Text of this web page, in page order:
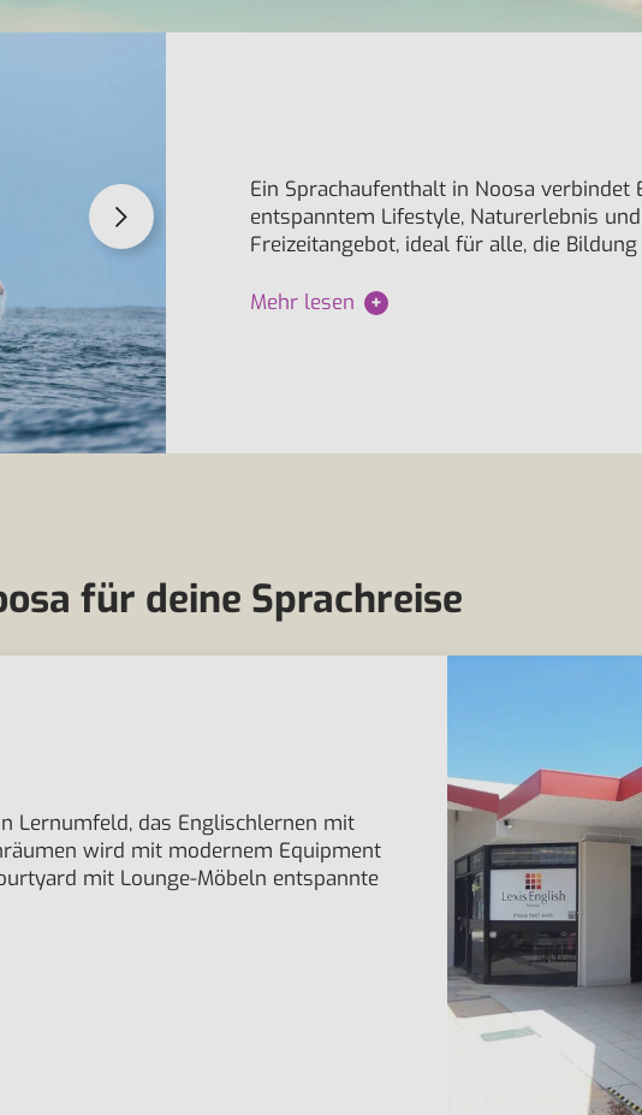
Ein Sprachaufenthalt in Noosa verbindet
entspanntem Lifestyle, Naturerlebnis
Freizeitangebot, ideal für alle, die
Mehr lesen +
für deine Sprachreise
Lernumfeld, das Englischlernen mit
wird mit modernem Equipment
mit Lounge-Möbeln entspannte